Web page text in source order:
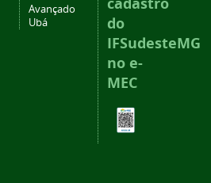
Avançado
Ubá
do
IFSudesteMG
no e-
MEC